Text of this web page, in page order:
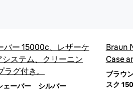
バー 15000c、レザーケ
システム、クリーニン
グ付き。
ェーバー シルバー
Braun
Case
ブラウ
スク